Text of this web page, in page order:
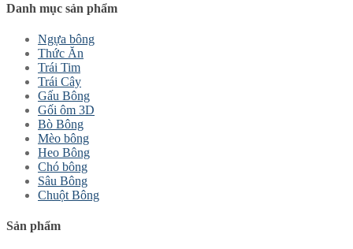
bài
Danh mục sản phẩm
Ngựa bông
Thức Ăn
Trái Tim
Trái Cây
Gấu Bông
Gối ôm 3D
Bò Bông
Mèo bông
Heo Bông
Chó bông
Sâu Bông
Chuột Bông
Sản phẩm